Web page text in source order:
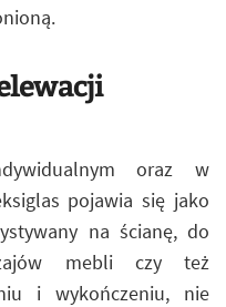
oraz w
pojawia się jako
na ścianę, do
mebli czy też
i wykończeniu, nie